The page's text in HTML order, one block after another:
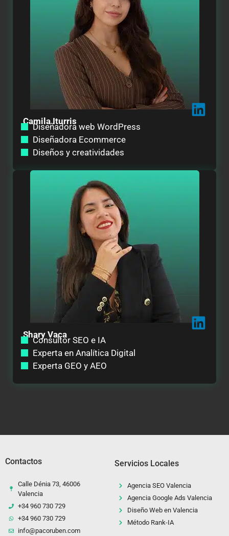
Camila Iturris
Diseñadora web WordPress
Diseñadora Ecommerce
Diseños y creatividades
Shary Vaca
Consultor SEO e IA
Experta en Analítica Digital
Experta GEO y AEO
Contactos
Calle Dénia 73, 46006
Valencia
+34 960 730 729
+34 960 730 729
info@pacoruben.com
Servicios Locales
Agencia SEO Valencia
Agencia Google Ads Valencia
Diseño Web en Valencia
Método Rank-IA